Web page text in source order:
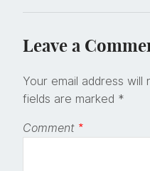
Leave a
Your email address will
fields are marked *
Comment *